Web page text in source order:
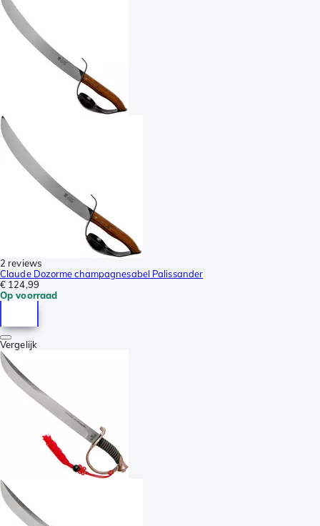
2 reviews
Claude Dozorme champagnesabel Palissander
€ 124,99
Op voorraad
Vergelijk